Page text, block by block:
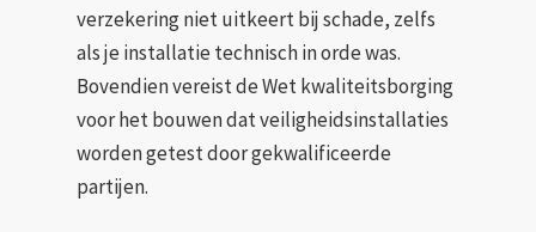
verzekering niet uitkeert bij schade, zelfs
als je installatie technisch in orde was.
Bovendien vereist de Wet kwaliteitsborging
voor het bouwen dat veiligheidsinstallaties
worden getest door gekwalificeerde
partijen.